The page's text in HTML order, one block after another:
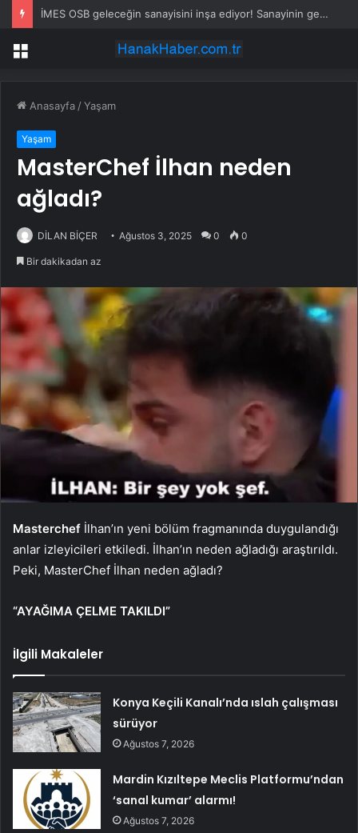
İMES OSB geleceğin sanayisini inşa ediyor! Sanayinin geleceği İMES OSB’de konuşuldu
Menü
Anasayfa /Yaşam
Yaşam
MasterChef İlhan neden
ağladı?
DİLAN BİÇER Ağustos 3, 2025 0 0
Bir dakikadan az
Masterchef İlhan’ın yeni bölüm fragmanında duygulandığı
anlar izleyicileri etkiledi. İlhan’ın neden ağladığı araştırıldı.
Peki, MasterChef İlhan neden ağladı?
“AYAĞIMA ÇELME TAKILDI”
İlgili Makaleler
Konya Keçili Kanalı’nda ıslah çalışması
sürüyor
Ağustos 7, 2026
Mardin Kızıltepe Meclis Platformu’ndan
‘sanal kumar’ alarmı!
Ağustos 7, 2026